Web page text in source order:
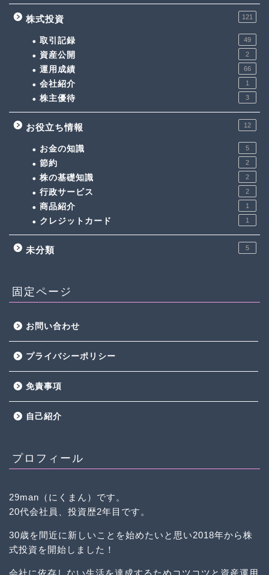
株式投資 121
取引記録 49
資産公開 2
運用成績 66
会社紹介 1
株主優待 3
お役立ち情報 12
お金の知識 5
節約 2
株の基礎知識 2
行政サービス 2
商品紹介 1
クレジットカード 1
未分類 5
固定ページ
お問い合わせ
プライバシーポリシー
免責事項
自己紹介
プロフィール
29man（にくまん）です。
20代会社員、投資歴2年目です。
30歳を間近に新しいことを始めたいと思い2018年から株
式投資を開始しました！